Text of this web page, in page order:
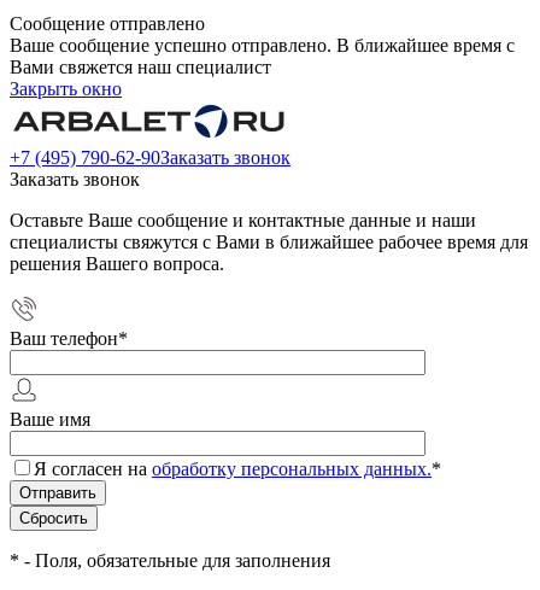
Сообщение отправлено
Ваше сообщение успешно отправлено. В ближайшее время с
Вами свяжется наш специалист
Закрыть окно
+7 (495) 790-62-90Заказать звонок
Заказать звонок
Оставьте Ваше сообщение и контактные данные и наши
специалисты свяжутся с Вами в ближайшее рабочее время для
решения Вашего вопроса.
Ваш телефон*
Ваше имя
Я согласен на обработку персональных данных.*
* - Поля, обязательные для заполнения